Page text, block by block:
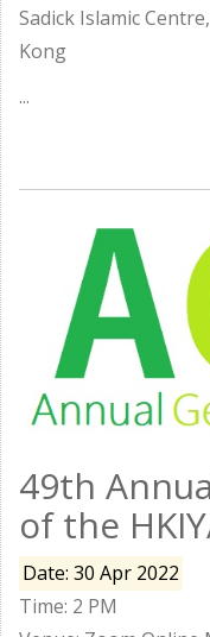
Sadick Islamic
Kong
...
49th
of the
Date: 30 Apr 2022
Time: 2 PM